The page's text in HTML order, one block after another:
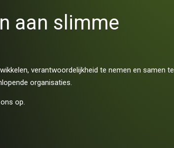
aan slimme
verantwoordelijkheid te nemen en samen te
organisaties.
op.